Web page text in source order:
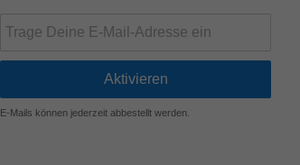
E-Mails können jederzeit abbestellt werden.